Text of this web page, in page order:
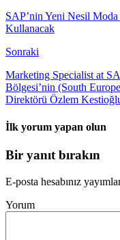
SAP’nin Yeni Nesil
Kullanacak
Sonraki
Marketing Specialist at
Bölgesi’nin (South
Direktörü Özlem
İlk yorum yapan olun
Bir yanıt bırakın
E-posta hesabınız
Yorum